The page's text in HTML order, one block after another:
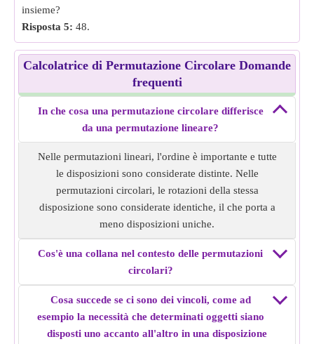
insieme?
Risposta 5: 48.
Calcolatrice di Permutazione Circolare Domande
frequenti
In che cosa una permutazione circolare differisce
da una permutazione lineare?
Nelle permutazioni lineari, l'ordine è importante e tutte
le disposizioni sono considerate distinte. Nelle
permutazioni circolari, le rotazioni della stessa
disposizione sono considerate identiche, il che porta a
meno disposizioni uniche.
Cos'è una collana nel contesto delle permutazioni
circolari?
Cosa succede se ci sono dei vincoli, come ad
esempio la necessità che determinati oggetti siano
disposti uno accanto all'altro in una disposizione